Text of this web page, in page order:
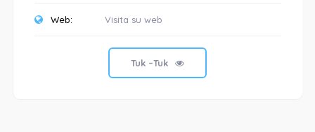
Web: Visita su web
Tuk –Tuk